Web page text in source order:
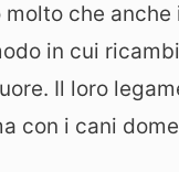
che anche
in cui
Il loro
con i cani